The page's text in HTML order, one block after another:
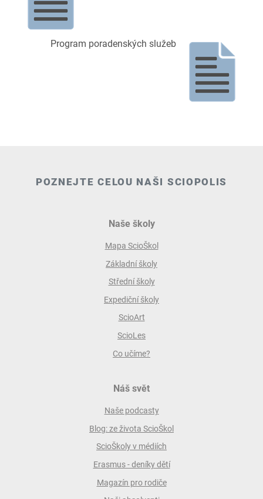
Program poradenských služeb
POZNEJTE CELOU NAŠI SCIOPOLIS
Naše školy
Mapa ScioŠkol
Základní školy
Střední školy
Expediční školy
ScioArt
ScioLes
Co učíme?
Náš svět
Naše podcasty
Blog: ze života ScioŠkol
ScioŠkoly v médiích
Erasmus - deníky dětí
Magazín pro rodiče